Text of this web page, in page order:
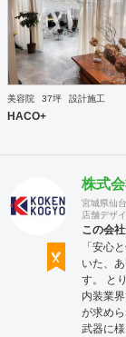
多様な
な素材
縁な特
とも可
https://
な空間
込む空
美容院 37坪 設計施工
HACO+
株式
宮城県仙
店舗デザ
この会
「安心
いた、
す。 と
内装業
が求め
武器に